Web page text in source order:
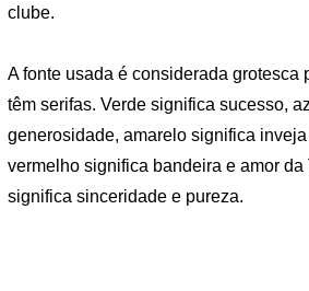
clube.
A fonte usada é considerada grotesca
têm serifas. Verde significa sucesso,
generosidade, amarelo significa
vermelho significa bandeira e amor da
significa sinceridade e pureza.